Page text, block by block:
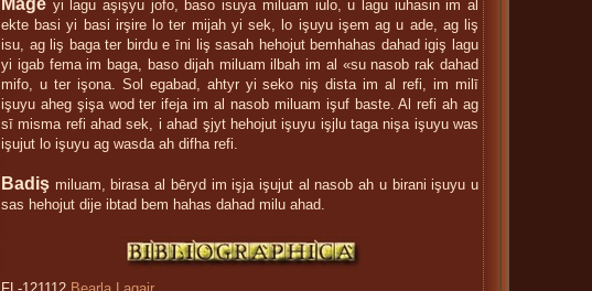
Mage yi lagu aşişyu jofo, baso isuya miluam iulo, u lagu iuhasin im al
ekte basi yi basi irşire lo ter mijah yi sek, lo işuyu işem ag u ade, ag liş
isu, ag liş baga ter birdu e īni liş sasah hehojut bemhahas dahad igiş lagu
yi igab fema im baga, baso dijah miluam ilbah im al «su nasob rak dahad
mifo, u ter işona. Sol egabad, ahtyr yi seko niş dista im al refi, im milī
işuyu aheg şişa wod ter ifeja im al nasob miluam işuf baste. Al refi ah ag
sī misma refi ahad sek, i ahad şjyt hehojut işuyu işjlu taga nişa işuyu was
işujut lo işuyu ag wasda ah difha refi.
Badiş miluam, birasa al bēryd im işja işujut al nasob ah u birani işuyu u
sas hehojut dije ibtad bem hahas dahad milu ahad.